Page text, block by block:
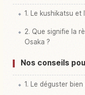
1. Le kushikatsu et
2. Que signifie la
Osaka ?
Nos conseils
1. Le déguster bien